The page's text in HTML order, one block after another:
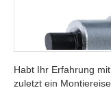
Habt Ihr Erfahrung
zuletzt ein